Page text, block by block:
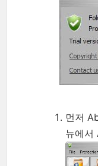
먼저
뉴에서